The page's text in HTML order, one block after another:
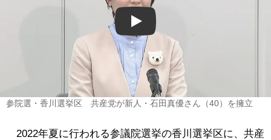
Play
参院選・香川選挙区 共産党が新人・石田真優さん（40）を擁立
2022年夏に行われる参議院選挙の香川選挙区に、共産